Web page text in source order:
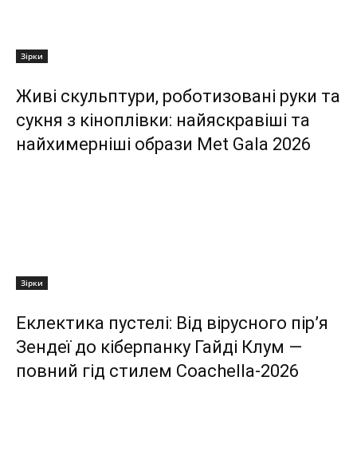
Зірки
Живі скульптури, роботизовані руки та
сукня з кіноплівки: найяскравіші та
найхимерніші образи Met Gala 2026
Зірки
Еклектика пустелі: Від вірусного пір’я
Зендеї до кіберпанку Гайді Клум —
повний гід стилем Coachella-2026